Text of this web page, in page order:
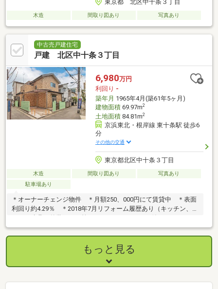
東京都 北区中十条３丁目
木造 間取り図あり 写真あり
中古売戸建住宅
戸建 北区中十条３丁目
6,980万円
利回り -
築年月 1965年4月(築61年5ヶ月)
建物面積69.97m2
土地面積84.81m2
京浜東北・根岸線 東十条駅 徒歩6
分
その他の交通
東京都北区中十条３丁目
木造 間取り図あり
写真あり
駐車場あり
＊オーナーチェンジ物件 ＊月額250、000円にて賃貸中 ＊表面
利回り約4.29％ ＊2018年7月リフォーム履歴あり（キッチン、ト
もっと見る